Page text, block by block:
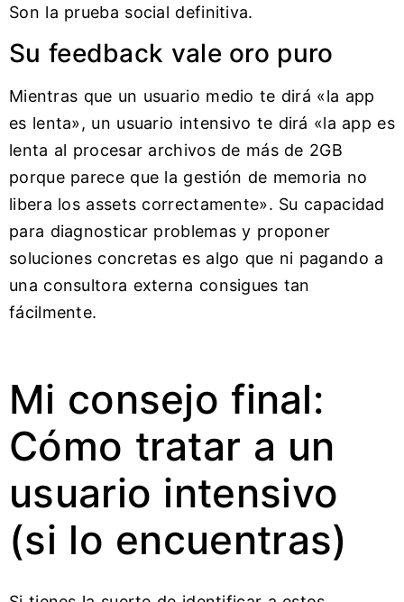
Son la prueba social definitiva.
Su feedback vale oro puro
Mientras que un usuario medio te dirá «la app
es lenta», un usuario intensivo te dirá «la app es
lenta al procesar archivos de más de 2GB
porque parece que la gestión de memoria no
libera los assets correctamente». Su capacidad
para diagnosticar problemas y proponer
soluciones concretas es algo que ni pagando a
una consultora externa consigues tan
fácilmente.
Mi consejo final:
Cómo tratar a un
usuario intensivo
(si lo encuentras)